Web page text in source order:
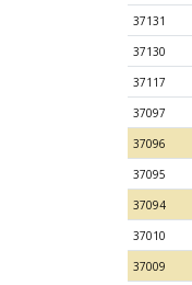
37131
37130
37117
37097
37096
37095
37094
37010
37009